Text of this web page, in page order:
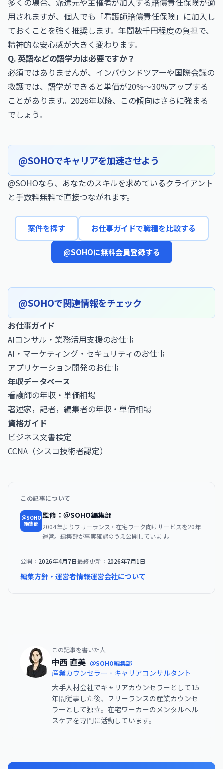
多くの場合、派遣元や主催者が加入する賠償責任保険が適
用されますが、個人でも「看護師賠償責任保険」に加入し
ておくことを強く推奨します。年間数千円程度の負担で、
精神的な安心感が大きく変わります。
Q. 英語などの語学力は必要ですか？
必須ではありませんが、インバウンドツアーや国際会議の
救護では、語学ができると単価が20%〜30%アップする
ことがあります。2026年以降、この傾向はさらに強まる
でしょう。
@SOHOでキャリアを加速させよう
@SOHOなら、あなたのスキルを求めているクライアント
と手数料無料で直接つながれます。
案件を探す お仕事ガイドで職種を比較する
@SOHOに無料会員登録する
@SOHOで関連情報をチェック
お仕事ガイド
AIコンサル・業務活用支援のお仕事
AI・マーケティング・セキュリティのお仕事
アプリケーション開発のお仕事
年収データベース
看護師の年収・単価相場
著述家，記者，編集者の年収・単価相場
資格ガイド
ビジネス文書検定
CCNA（シスコ技術者認定）
この記事について
＠SOHO
編集部
監修：＠SOHO編集部
2004年よりフリーランス・在宅ワーク向けサービスを20年
運営。編集部が事実確認のうえ公開しています。
公開： 2026年4月7日最終更新： 2026年7月1日
編集方針・運営者情報運営会社について
この記事を書いた人
中西 直美 ＠SOHO編集部
産業カウンセラー・キャリアコンサルタント
大手人材会社でキャリアカウンセラーとして15
年間従事した後、フリーランスの産業カウンセ
ラーとして独立。在宅ワーカーのメンタルヘル
スケアを専門に活動しています。